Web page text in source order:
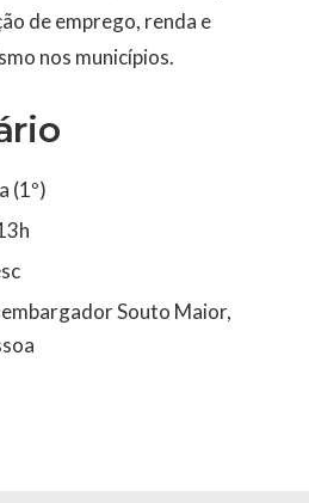
de emprego, renda e
nos municípios.
(1º)
Souto Maior,